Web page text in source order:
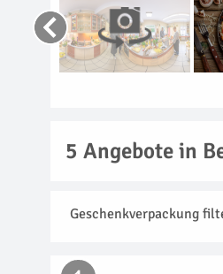
5 Angebote in
Geschenkverpackung